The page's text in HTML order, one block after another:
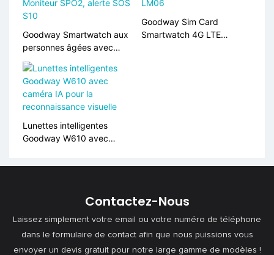
Goodway Smartwatch aux
personnes âgées avec
suivi GPS, rate cardiaque &
Moniteur SPO2, alerte SOS
S10
Goodway Sim Card
Smartwatch 4G LTE
Lunettes intelligentes
Goodway W610 avec
reconnaissance visuelle
Contactez-Nous
Laissez simplement votre email ou votre numéro de téléphone
dans le formulaire de contact afin que nous puissions vous
envoyer un devis gratuit pour notre large gamme de modèles !